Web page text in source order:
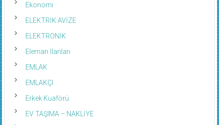
Ekonomi
ELEKTRİK AVİZE
ELEKTRONİK
Eleman İlanları
EMLAK
EMLAKÇI
Erkek Kuaförü
EV TAŞIMA – NAKLİYE